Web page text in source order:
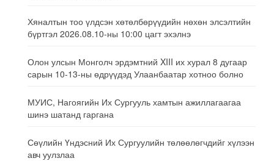
Хяналтын тоо үлдсэн хөтөлбөрүүдийн нөхөн элсэлтийн
бүртгэл 2026.08.10-ны 10:00 цагт эхэлнэ
Олон улсын Монголч эрдэмтний XIII их хурал 8 дугаар
сарын 10-13-ны өдрүүдэд Улаанбаатар хотноо болно
МУИС, Нагоягийн Их Сургууль хамтын ажиллагаагаа
шинэ шатанд гаргана
Сөүлийн Үндэсний Их Сургуулийн төлөөлөгчдийг хүлээн
авч уулзлаа